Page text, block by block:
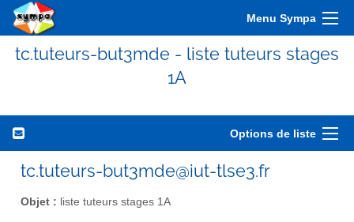
Menu Sympa
tc.tuteurs-but3mde - liste tuteurs stages
1A
Options de liste
tc.tuteurs-but3mde@iut-tlse3.fr
Objet : liste tuteurs stages 1A